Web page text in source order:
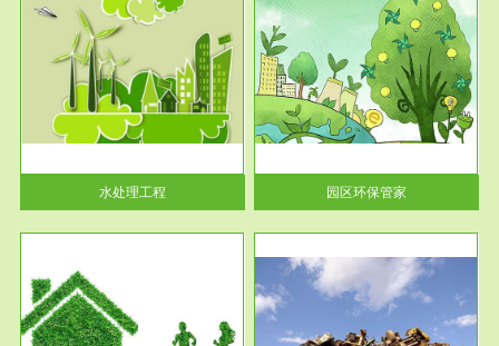
水处理工程
服务范围
园区环保管家
2016 年 4 月，环保部下发《关
于积极发挥环境保护作用促进供
给侧结...
园区环保管家
服务范围